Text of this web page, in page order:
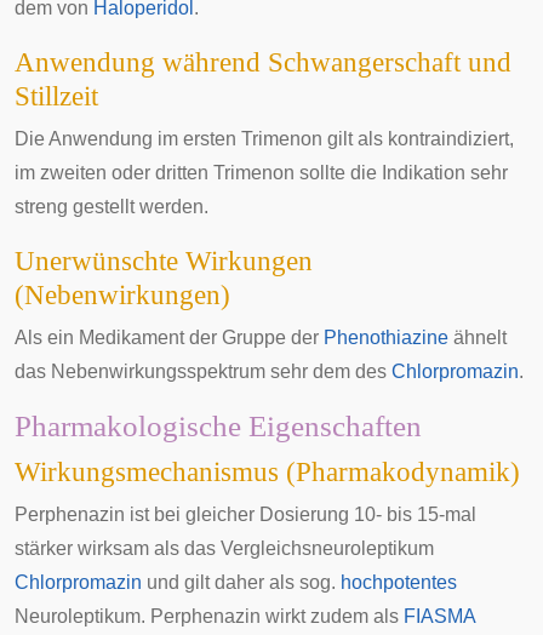
dem von Haloperidol .
Anwendung während Schwangerschaft und
Stillzeit
Die Anwendung im ersten Trimenon gilt als kontraindiziert,
im zweiten oder dritten Trimenon sollte die Indikation sehr
streng gestellt werden.
Unerwünschte Wirkungen
(Nebenwirkungen)
Als ein Medikament der Gruppe der Phenothiazine ähnelt
das Nebenwirkungsspektrum sehr dem des Chlorpromazin.
Pharmakologische Eigenschaften
Wirkungsmechanismus (Pharmakodynamik)
Perphenazin ist bei gleicher Dosierung 10- bis 15-mal
stärker wirksam als das Vergleichsneuroleptikum
Chlorpromazin und gilt daher als sog. hochpotentes
Neuroleptikum. Perphenazin wirkt zudem als FIASMA